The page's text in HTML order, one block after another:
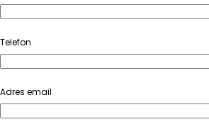
Telefon
Adres email